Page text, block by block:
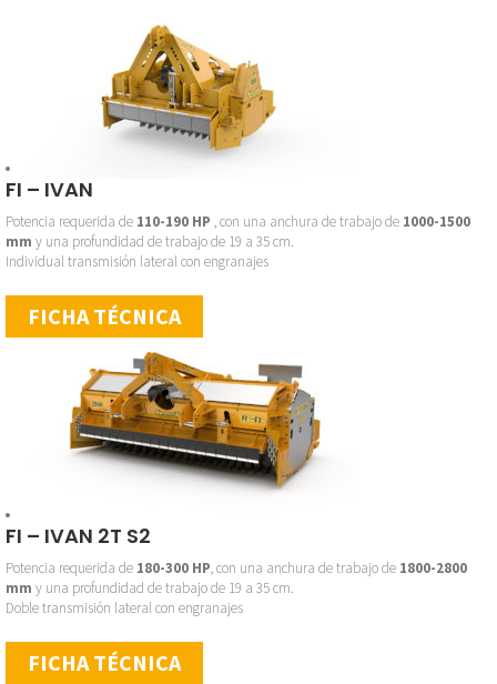
FI – IVAN
Potencia requerida de 110-190 HP , con una anchura de trabajo de 1000-1500
mm y una profundidad de trabajo de 19 a 35 cm.
Individual transmisión lateral con engranajes
FICHA TÉCNICA
FI – IVAN 2T S2
Potencia requerida de 180-300 HP, con una anchura de trabajo de 1800-2800
mm y una profundidad de trabajo de 19 a 35 cm.
Doble transmisión lateral con engranajes
FICHA TÉCNICA